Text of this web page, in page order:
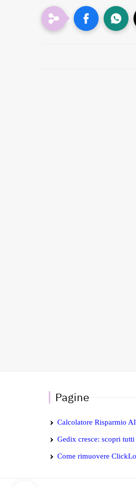
Pagine
Calcolatore Risparmio
Gedix cresce: scopri
Come rimuovere